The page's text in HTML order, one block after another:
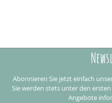
Abonnieren Sie jetzt einfach
Sie werden stets unter den
Angebote